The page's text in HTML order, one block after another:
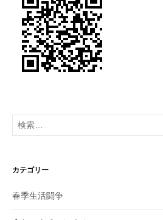
ン
検
索:
カテゴリー
春季生活闘争